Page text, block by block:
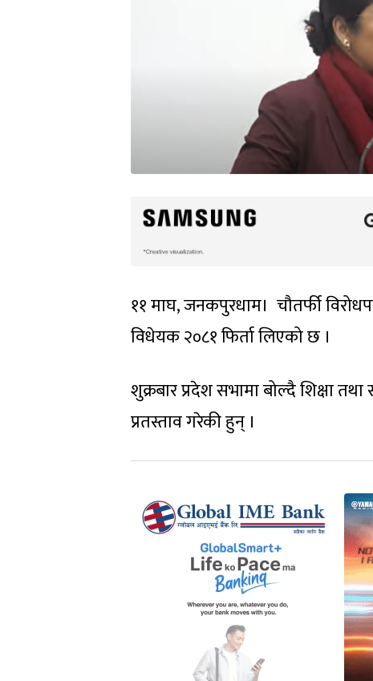
११ माघ, जनकपुरधाम। चौतर्फी
विधेयक २०८१ फिर्ता लिएको छ ।
शुक्रबार प्रदेश सभामा बोल्‍दै शिक्षा
प्रतस्ताव गरेकी हुन् ।